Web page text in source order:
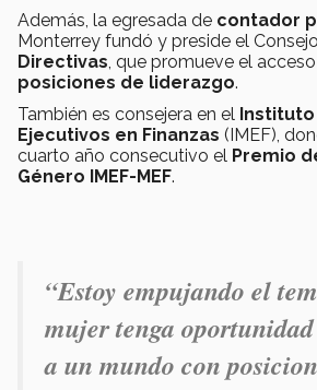
Además, la egresada de contador
Monterrey fundó y preside el
Directivas, que promueve el
posiciones de liderazgo.
También es consejera en el Instituto
Ejecutivos en Finanzas (IMEF),
cuarto año consecutivo el Premio
Género IMEF-MEF.
“Estoy empujando el
mujer tenga
a un mundo con